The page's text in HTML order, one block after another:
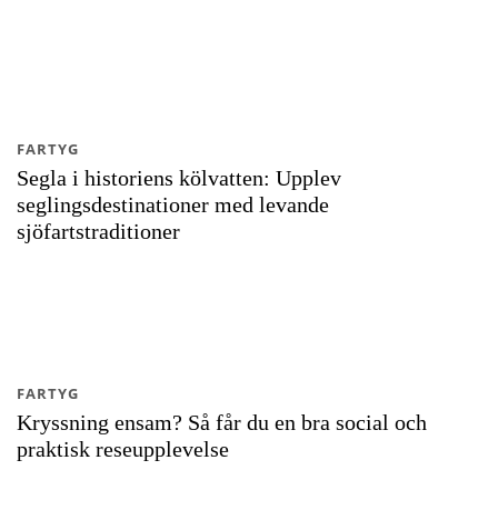
Segla i historiens kölvatten: Upplev
seglingsdestinationer med levande
sjöfartstraditioner
FARTYG
Kryssning ensam? Så får du en bra social och
praktisk reseupplevelse
FARTYG